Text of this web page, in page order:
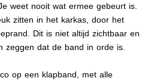
weet nooit wat ermee gebeurt is.
zitten in het karkas, door het
Dit is niet altijd zichtbaar en
zeggen dat de band in orde is.
op een klapband, met alle